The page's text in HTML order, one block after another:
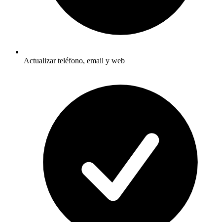
Actualizar teléfono, email y web